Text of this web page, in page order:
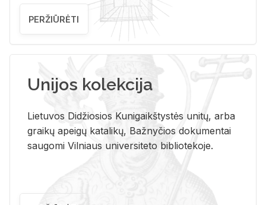
PERŽIŪRĖTI
Unijos kolekcija
Lietuvos Didžiosios Kunigaikštystės unitų, arba
graikų apeigų katalikų, Bažnyčios dokumentai
saugomi Vilniaus universiteto bibliotekoje.